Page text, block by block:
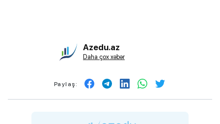
Azedu.az
Daha çox xəbər
Paylaş: